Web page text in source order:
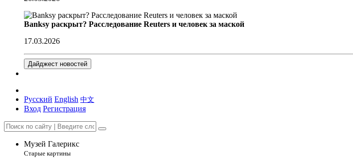
Banksy раскрыт? Расследование Reuters и человек за маской
17.03.2026
Дайджест новостей
Русский English 中文
Вход Регистрация
Музей Галерикс
Старые картины